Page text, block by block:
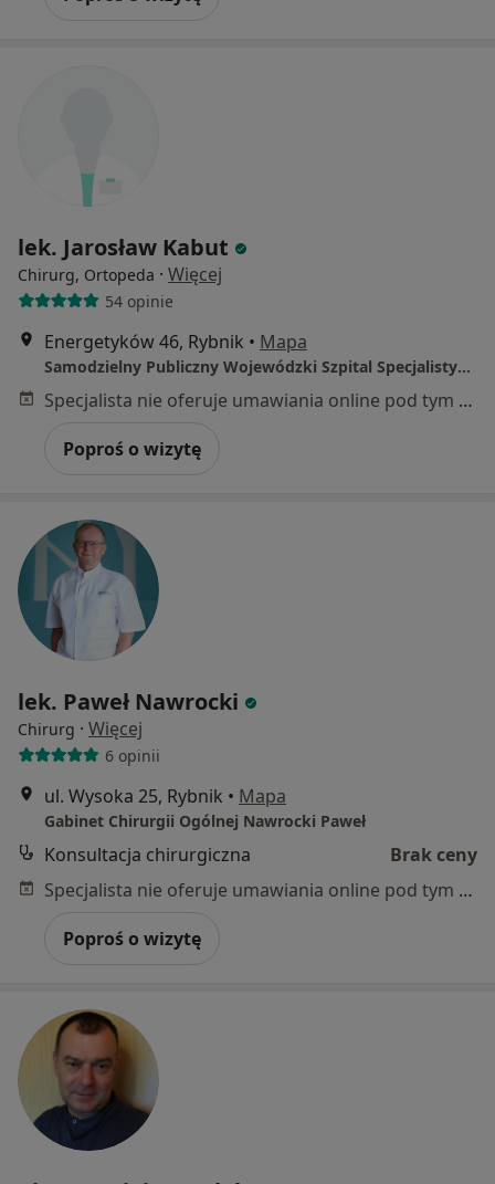
lek. Jarosław Kabut
Chirurg, Ortopeda · Więcej
54 opinie
Energetyków 46, Rybnik • Mapa
Samodzielny Publiczny Wojewódzki Szpital Specjalistyczny Nr 3 w Rybniku
Specjalista nie oferuje umawiania online pod tym adresem.
Poproś o wizytę
lek. Paweł Nawrocki
Chirurg · Więcej
6 opinii
ul. Wysoka 25, Rybnik • Mapa
Gabinet Chirurgii Ogólnej Nawrocki Paweł
Konsultacja chirurgiczna
Brak ceny
Specjalista nie oferuje umawiania online pod tym adresem.
Poproś o wizytę